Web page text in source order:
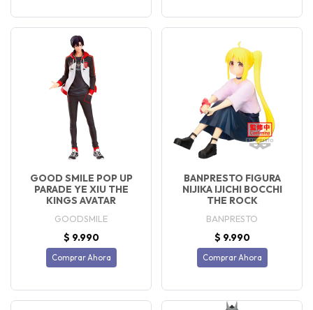
GOOD SMILE POP UP
PARADE YE XIU THE
KINGS AVATAR
GOODSMILE
$ 9.990
Comprar Ahora
BANPRESTO FIGURA
NIJIKA IJICHI BOCCHI
THE ROCK
BANPRESTO
$ 9.990
Comprar Ahora